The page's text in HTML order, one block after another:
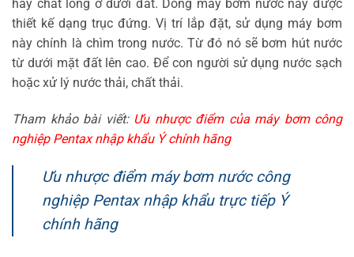
hay chất lỏng ở dưới đất. Dòng máy bơm nước này được
thiết kế dạng trục đứng. Vị trí lắp đặt, sử dụng máy bơm
này chính là chìm trong nước. Từ đó nó sẽ bơm hút nước
từ dưới mặt đất lên cao. Để con người sử dụng nước sạch
hoặc xử lý nước thải, chất thải.
Tham khảo bài viết: Ưu nhược điểm của máy bơm công
nghiệp Pentax nhập khẩu Ý chính hãng
Ưu nhược điểm máy bơm nước công
nghiệp Pentax nhập khẩu trực tiếp Ý
chính hãng